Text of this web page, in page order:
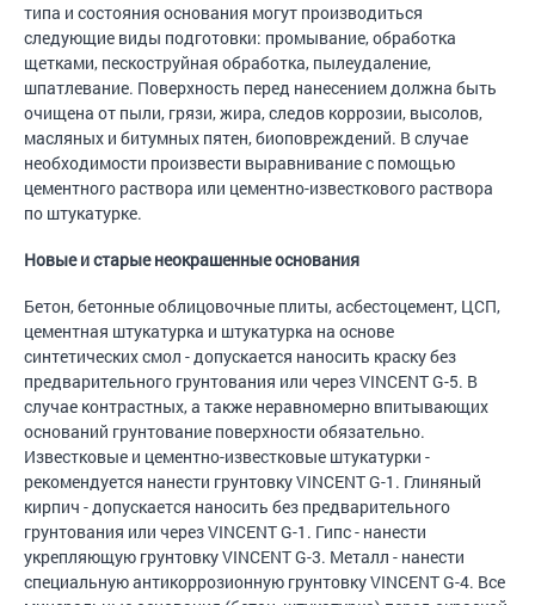
типа и состояния основания могут производиться
следующие виды подготовки: промывание, обработка
щетками, пескоструйная обработка, пылеудаление,
шпатлевание. Поверхность перед нанесением должна быть
очищена от пыли, грязи, жира, следов коррозии, высолов,
масляных и битумных пятен, биоповреждений. В случае
необходимости произвести выравнивание с помощью
цементного раствора или цементно-известкового раствора
по штукатурке.
Новые и старые неокрашенные основания
Бетон, бетонные облицовочные плиты, асбестоцемент, ЦСП,
цементная штукатурка и штукатурка на основе
синтетических смол - допускается наносить краску без
предварительного грунтования или через VINCENT G-5. В
случае контрастных, а также неравномерно впитывающих
оснований грунтование поверхности обязательно.
Известковые и цементно-известковые штукатурки -
рекомендуется нанести грунтовку VINCENT G-1. Глиняный
кирпич - допускается наносить без предварительного
грунтования или через VINCENT G-1. Гипс - нанести
укрепляющую грунтовку VINCENT G-3. Металл - нанести
специальную антикоррозионную грунтовку VINCENT G-4. Все